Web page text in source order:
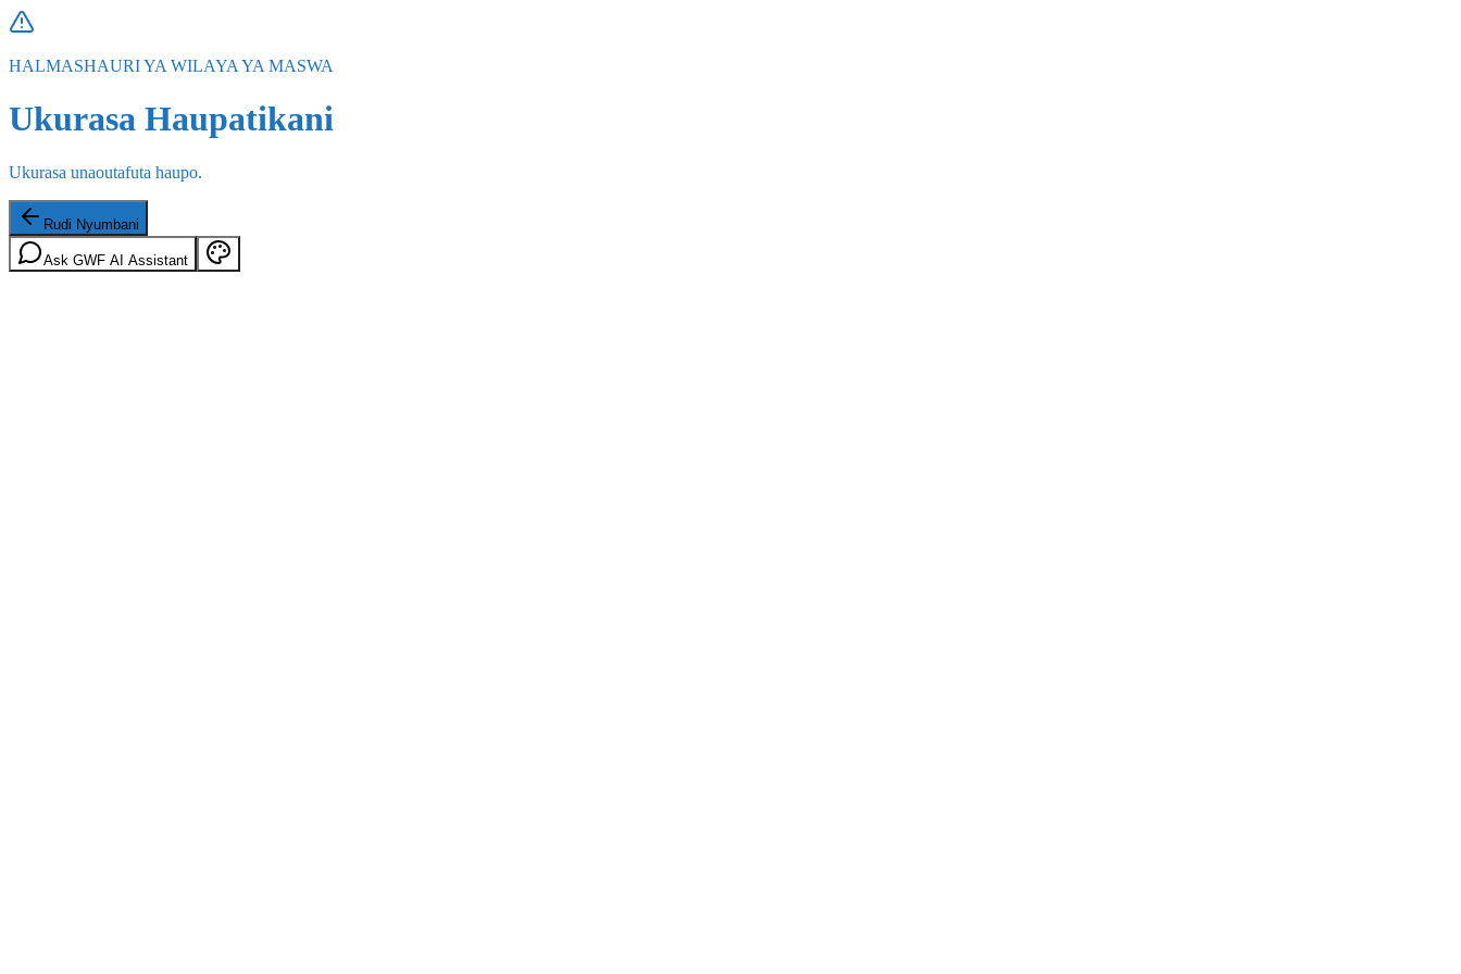
HALMASHAURI YA WILAYA YA MASWA
Ukurasa Haupatikani
Ukurasa unaoutafuta haupo.
Rudi Nyumbani
Ask GWF AI Assistant